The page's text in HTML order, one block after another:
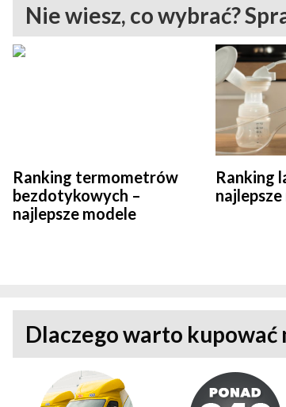
Nie wiesz, co wybrać?
Ranking termometrów
bezdotykowych –
najlepsze modele
Ranking
Dlaczego warto kupować